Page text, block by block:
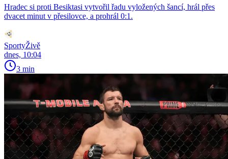
Hradec si proti Besiktasi vytvořil řadu vyložených šancí, hrál přes
dvacet minut v přesilovce, a prohrál 0:1.
SportyŽivě
dnes, 10:04
3 min